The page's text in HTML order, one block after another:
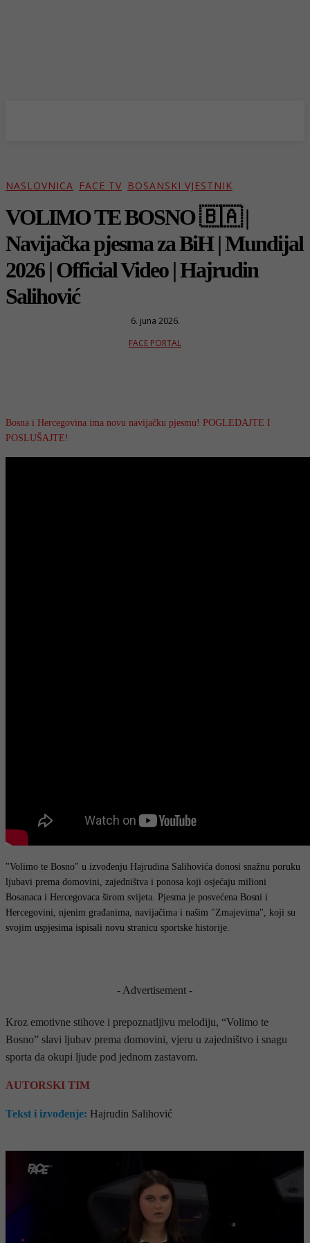
NASLOVNICA FACE TV BOSANSKI VJESTNIK
VOLIMO TE BOSNO 🇧🇦 |
Navijačka pjesma za BiH | Mundijal
2026 | Official Video | Hajrudin
Salihović
6. juna 2026.
FACE PORTAL
Bosna i Hercegovina ima novu navijačku pjesmu! POGLEDAJTE I
POSLUŠAJTE!
"Volimo te Bosno" u izvođenju Hajrudina Salihovića donosi snažnu poruku
ljubavi prema domovini, zajedništva i ponosa koji osjećaju milioni
Bosanaca i Hercegovaca širom svijeta. Pjesma je posvećena Bosni i
Hercegovini, njenim građanima, navijačima i našim "Zmajevima", koji su
svojim uspjesima ispisali novu stranicu sportske historije.
- Advertisement -
Kroz emotivne stihove i prepoznatljivu melodiju, “Volimo te
Bosno” slavi ljubav prema domovini, vjeru u zajedništvo i snagu
sporta da okupi ljude pod jednom zastavom.
AUTORSKI TIM
Tekst i izvođenje: Hajrudin Salihović